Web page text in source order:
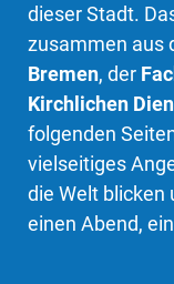
dieser Stadt.
zusammen aus
Bremen, der
Kirchlichen
folgenden
vielseitiges
die Welt blicken
einen Abend,